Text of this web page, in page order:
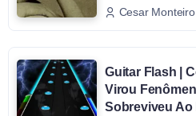
Cesar Monteiro
Guitar Flash |
Virou
Sobreviveu Ao